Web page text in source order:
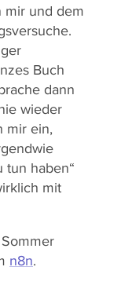
mir und dem
Buch
dann
wieder
mir ein,
tun haben“
mit
n8n.